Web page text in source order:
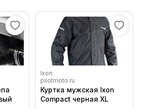
Ixon
pilotmoto.ru
Куртка мужская Ixon
Compact черная XL